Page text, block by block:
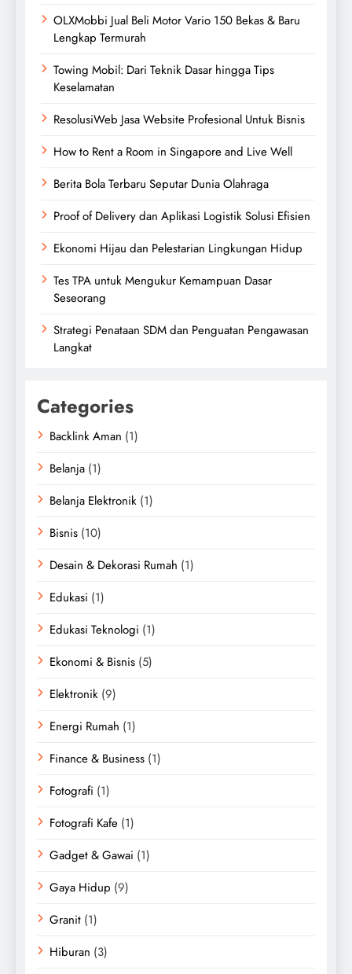
OLXMobbi Jual Beli Motor Vario 150 Bekas & Baru
Lengkap Termurah
Towing Mobil: Dari Teknik Dasar hingga Tips
Keselamatan
ResolusiWeb Jasa Website Profesional Untuk Bisnis
How to Rent a Room in Singapore and Live Well
Berita Bola Terbaru Seputar Dunia Olahraga
Proof of Delivery dan Aplikasi Logistik Solusi Efisien
Ekonomi Hijau dan Pelestarian Lingkungan Hidup
Tes TPA untuk Mengukur Kemampuan Dasar
Seseorang
Strategi Penataan SDM dan Penguatan Pengawasan
Langkat
Categories
Backlink Aman (1)
Belanja (1)
Belanja Elektronik (1)
Bisnis (10)
Desain & Dekorasi Rumah (1)
Edukasi (1)
Edukasi Teknologi (1)
Ekonomi & Bisnis (5)
Elektronik (9)
Energi Rumah (1)
Finance & Business (1)
Fotografi (1)
Fotografi Kafe (1)
Gadget & Gawai (1)
Gaya Hidup (9)
Granit (1)
Hiburan (3)